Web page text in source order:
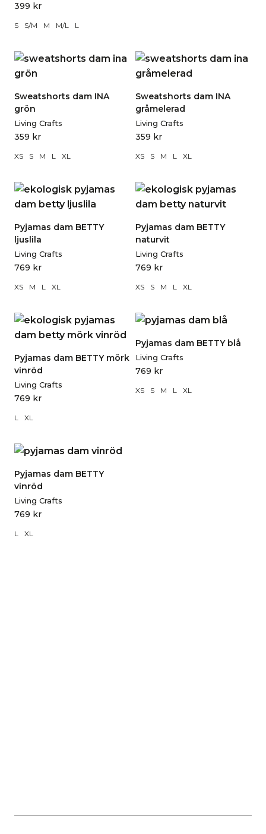
399 kr
S S/M M M/L L
Sweatshorts dam INA
grön
Living Crafts
359 kr
XS S M L XL
Sweatshorts dam INA
gråmelerad
Living Crafts
359 kr
XS S M L XL
Pyjamas dam BETTY
ljuslila
Living Crafts
769 kr
XS M L XL
Pyjamas dam BETTY
naturvit
Living Crafts
769 kr
XS S M L XL
Pyjamas dam BETTY mörk
vinröd
Living Crafts
769 kr
L XL
Pyjamas dam BETTY blå
Living Crafts
769 kr
XS S M L XL
Pyjamas dam BETTY
vinröd
Living Crafts
769 kr
L XL